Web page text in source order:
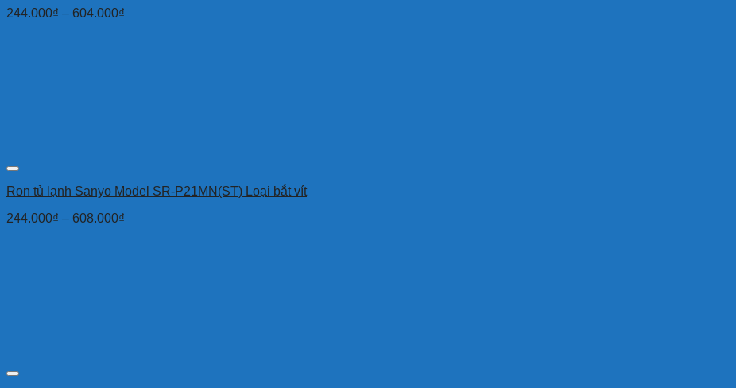
244.000₫ – 604.000₫
Ron tủ lạnh Sanyo Model SR-P21MN(ST) Loại bắt vít
244.000₫ – 608.000₫